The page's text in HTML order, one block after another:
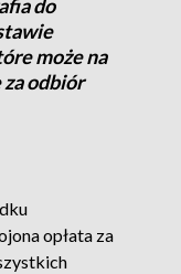
do
może na
za odbiór
opłata za